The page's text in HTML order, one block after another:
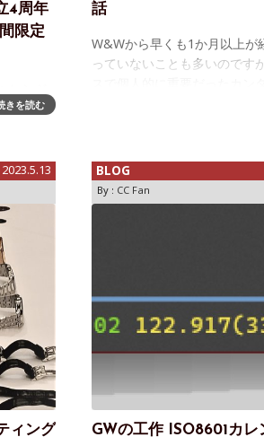
4周年
限定
ョウの
きを読む
話
W&Wから早くも1か月以上が
っていないことも多いのです
と帰国後、ずっと「検証」
2023.5.13
ィング
BLOG
By : CC Fan
GWの工作 ISO8601カ